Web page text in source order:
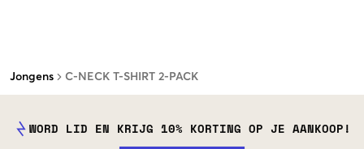
Jongens C-NECK T-SHIRT 2-PACK
WORD LID EN KRIJG 10% KORTING OP JE AANKOOP!